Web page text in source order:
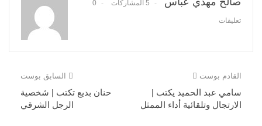
5 المشاركات 0
تعليقات
السابق بوست
حنان بديع تكتب | شخصية
الرجل الشرقي
القادم بوست
سامي عبد الحميد يكتب |
الارتجال وتلقائية أداء الممثل